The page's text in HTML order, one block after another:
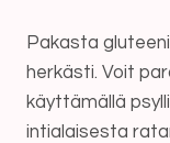
Pakasta
herkästi. Voit
käyttämällä
intialaisesta